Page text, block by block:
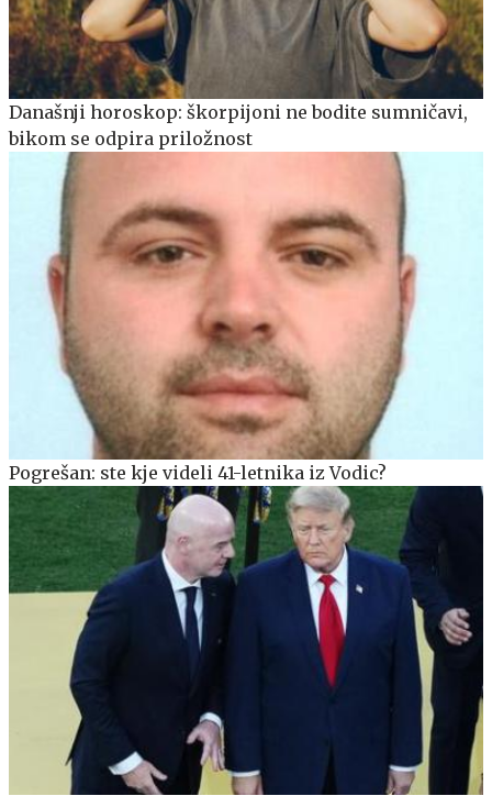
Današnji horoskop: škorpijoni ne bodite sumničavi,
bikom se odpira priložnost
Pogrešan: ste kje videli 41-letnika iz Vodic?